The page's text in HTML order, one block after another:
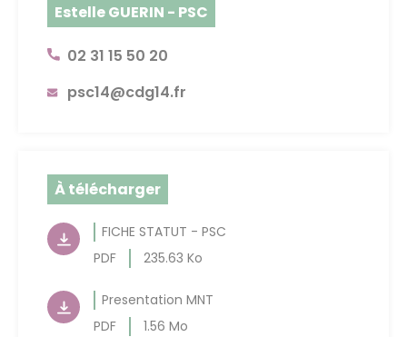
Estelle GUERIN - PSC
02 31 15 50 20
psc14@cdg14.fr
À télécharger
FICHE STATUT - PSC
PDF
235.63 Ko
Presentation MNT
PDF
1.56 Mo